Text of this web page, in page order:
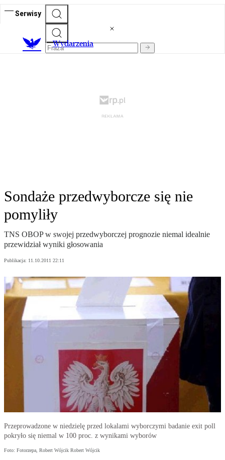
Serwisy
Wydarzenia
Sondaże przedwyborcze się nie
pomyliły
TNS OBOP w swojej przedwyborczej prognozie niemal idealnie
przewidział wyniki głosowania
Publikacja: 11.10.2011 22:11
Przeprowadzone w niedzielę przed lokalami wyborczymi badanie exit poll
pokryło się niemal w 100 proc. z wynikami wyborów
Foto: Fotorzepa, Robert Wójcik Robert Wójcik